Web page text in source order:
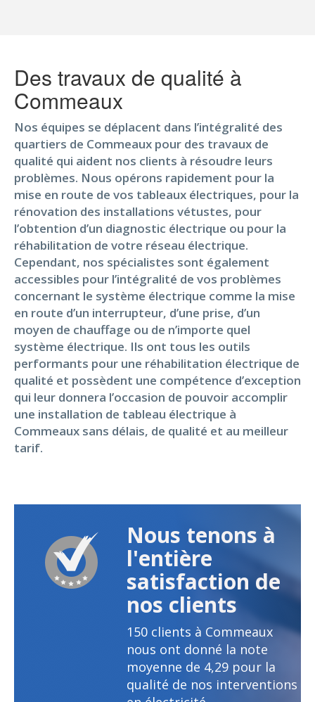
Des travaux de qualité à
Commeaux
Nos équipes se déplacent dans l’intégralité des
quartiers de Commeaux pour des travaux de
qualité qui aident nos clients à résoudre leurs
problèmes. Nous opérons rapidement pour la
mise en route de vos tableaux électriques, pour la
rénovation des installations vétustes, pour
l’obtention d’un diagnostic électrique ou pour la
réhabilitation de votre réseau électrique.
Cependant, nos spécialistes sont également
accessibles pour l’intégralité de vos problèmes
concernant le système électrique comme la mise
en route d’un interrupteur, d’une prise, d’un
moyen de chauffage ou de n’importe quel
système électrique. Ils ont tous les outils
performants pour une réhabilitation électrique de
qualité et possèdent une compétence d’exception
qui leur donnera l’occasion de pouvoir accomplir
une installation de tableau électrique à
Commeaux sans délais, de qualité et au meilleur
tarif.
Nous tenons à
l'entière
satisfaction de
nos clients
150 clients à Commeaux
nous ont donné la note
moyenne de 4,29 pour la
qualité de nos interventions